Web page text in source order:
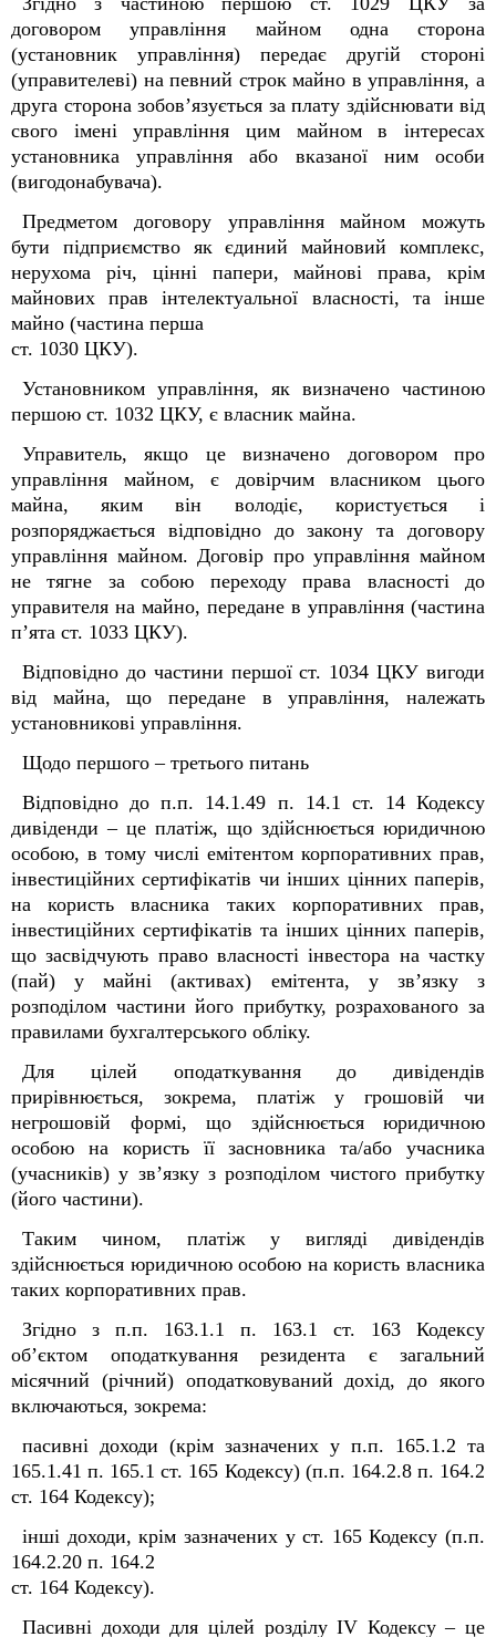
договором управління майном одна сторона
(установник управління) передає другій стороні
(управителеві) на певний строк майно в управління, а
друга сторона зобов’язується за плату здійснювати від
свого імені управління цим майном в інтересах
установника управління або вказаної ним особи
(вигодонабувача).
Предметом договору управління майном можуть
бути підприємство як єдиний майновий комплекс,
нерухома річ, цінні папери, майнові права, крім
майнових прав інтелектуальної власності, та інше
майно (частина перша
ст. 1030 ЦКУ).
Установником управління, як визначено частиною
першою ст. 1032 ЦКУ, є власник майна.
Управитель, якщо це визначено договором про
управління майном, є довірчим власником цього
майна, яким він володіє, користується і
розпоряджається відповідно до закону та договору
управління майном. Договір про управління майном
не тягне за собою переходу права власності до
управителя на майно, передане в управління (частина
п’ята ст. 1033 ЦКУ).
Відповідно до частини першої ст. 1034 ЦКУ вигоди
від майна, що передане в управління, належать
установникові управління.
Щодо першого – третього питань
Відповідно до п.п. 14.1.49 п. 14.1 ст. 14 Кодексу
дивіденди – це платіж, що здійснюється юридичною
особою, в тому числі емітентом корпоративних прав,
інвестиційних сертифікатів чи інших цінних паперів,
на користь власника таких корпоративних прав,
інвестиційних сертифікатів та інших цінних паперів,
що засвідчують право власності інвестора на частку
(пай) у майні (активах) емітента, у зв’язку з
розподілом частини його прибутку, розрахованого за
правилами бухгалтерського обліку.
Для цілей оподаткування до дивідендів
прирівнюється, зокрема, платіж у грошовій чи
негрошовій формі, що здійснюється юридичною
особою на користь її засновника та/або учасника
(учасників) у зв’язку з розподілом чистого прибутку
(його частини).
Таким чином, платіж у вигляді дивідендів
здійснюється юридичною особою на користь власника
таких корпоративних прав.
Згідно з п.п. 163.1.1 п. 163.1 ст. 163 Кодексу
об’єктом оподаткування резидента є загальний
місячний (річний) оподатковуваний дохід, до якого
включаються, зокрема:
пасивні доходи (крім зазначених у п.п. 165.1.2 та
165.1.41 п. 165.1 ст. 165 Кодексу) (п.п. 164.2.8 п. 164.2
ст. 164 Кодексу);
інші доходи, крім зазначених у ст. 165 Кодексу (п.п.
164.2.20 п. 164.2
ст. 164 Кодексу).
Пасивні доходи для цілей розділу IV Кодексу – це